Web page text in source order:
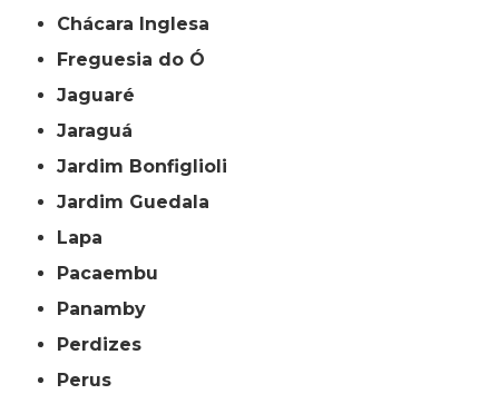
Chácara Inglesa
Freguesia do Ó
Jaguaré
Jaraguá
Jardim Bonfiglioli
Jardim Guedala
Lapa
Pacaembu
Panamby
Perdizes
Perus